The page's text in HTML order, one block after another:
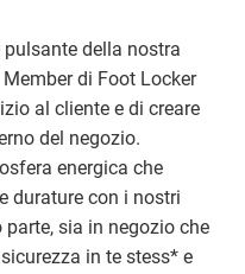
della nostra
Member di Foot Locker
al cliente e di creare
del negozio.
energica che
durature con i nostri
sia in negozio che
in te stess* e